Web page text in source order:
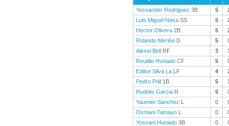
Yessander Rodriguez 3B 5
Luis Miguel Nava SS 5
Hector Olivera 2B 5
Rolando Meriño D 5
Alexei Bell RF 3
Reutilio Hurtado CF 5
Edilse Silva La LF 4
Pedro Poll 1B 5
Rudelis Garcia R 5
Yaumier Sanchez L 0
Osmani Tamayo L 0
Yosvani Hurtado 3B 0